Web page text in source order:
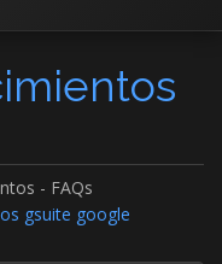
- FAQs
gsuite google